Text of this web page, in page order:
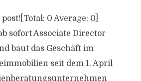
0 Average: 0]
sofort Associate Director
baut das Geschäft im
seit dem 1. April